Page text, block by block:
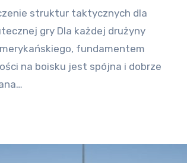
struktur taktycznych dla
gry Dla każdej drużyny
fundamentem
na boisku jest spójna i dobrze